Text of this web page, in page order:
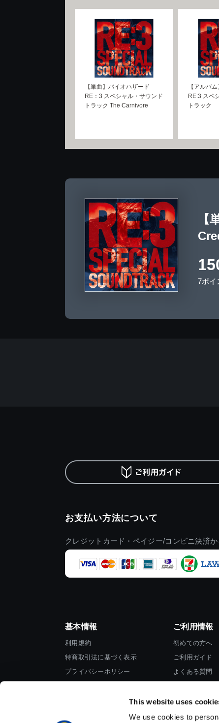
This website uses
We use cookies to
【単曲】バイオハザード
RE：3 スペシャル・サウンド
トラック The Carnivore
【アルバ
RE:3 スペ
トラック
【
7ポイ
お支払い方法について
クレジットカード・ペイジー/コンビニ決済か
基本情報
利用規約
特商取引法に基づく表示
プライバシーポリシー
ご利用情報
初めての方へ
ご利用ガイド
よくある質問